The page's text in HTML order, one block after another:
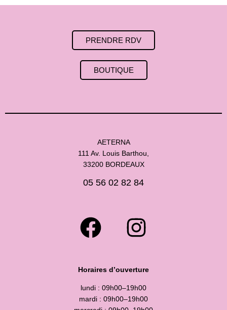
PRENDRE RDV
BOUTIQUE
AETERNA
111 Av. Louis Barthou,
33200 BORDEAUX
05 56 02 82 84
Horaires d’ouverture
lundi : 09h00–19h00
mardi : 09h00–19h00